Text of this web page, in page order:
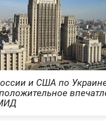
и США по